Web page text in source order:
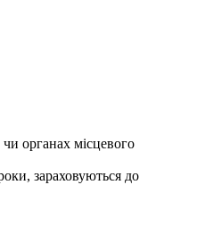
органах місцевого
зараховуються до